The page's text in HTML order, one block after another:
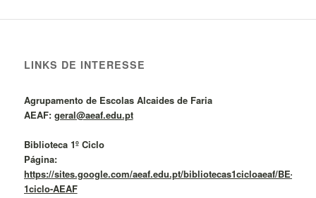
LINKS DE INTERESSE
Agrupamento de Escolas Alcaides de Faria
AEAF: geral@aeaf.edu.pt
Biblioteca 1º Ciclo
Página:
https://sites.google.com/aeaf.edu.pt/bibliotecas1cicloaeaf/BE-
1ciclo-AEAF